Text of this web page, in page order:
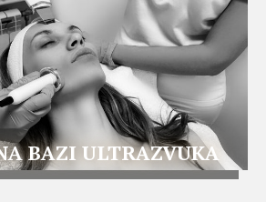
BAZI ULTRAZVUKA